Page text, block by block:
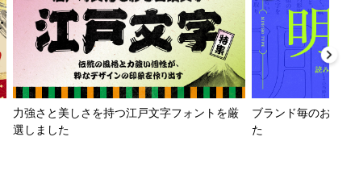
力強さと美しさを持つ江戸文字フォントを厳
選しました
ブランド毎のおす
た